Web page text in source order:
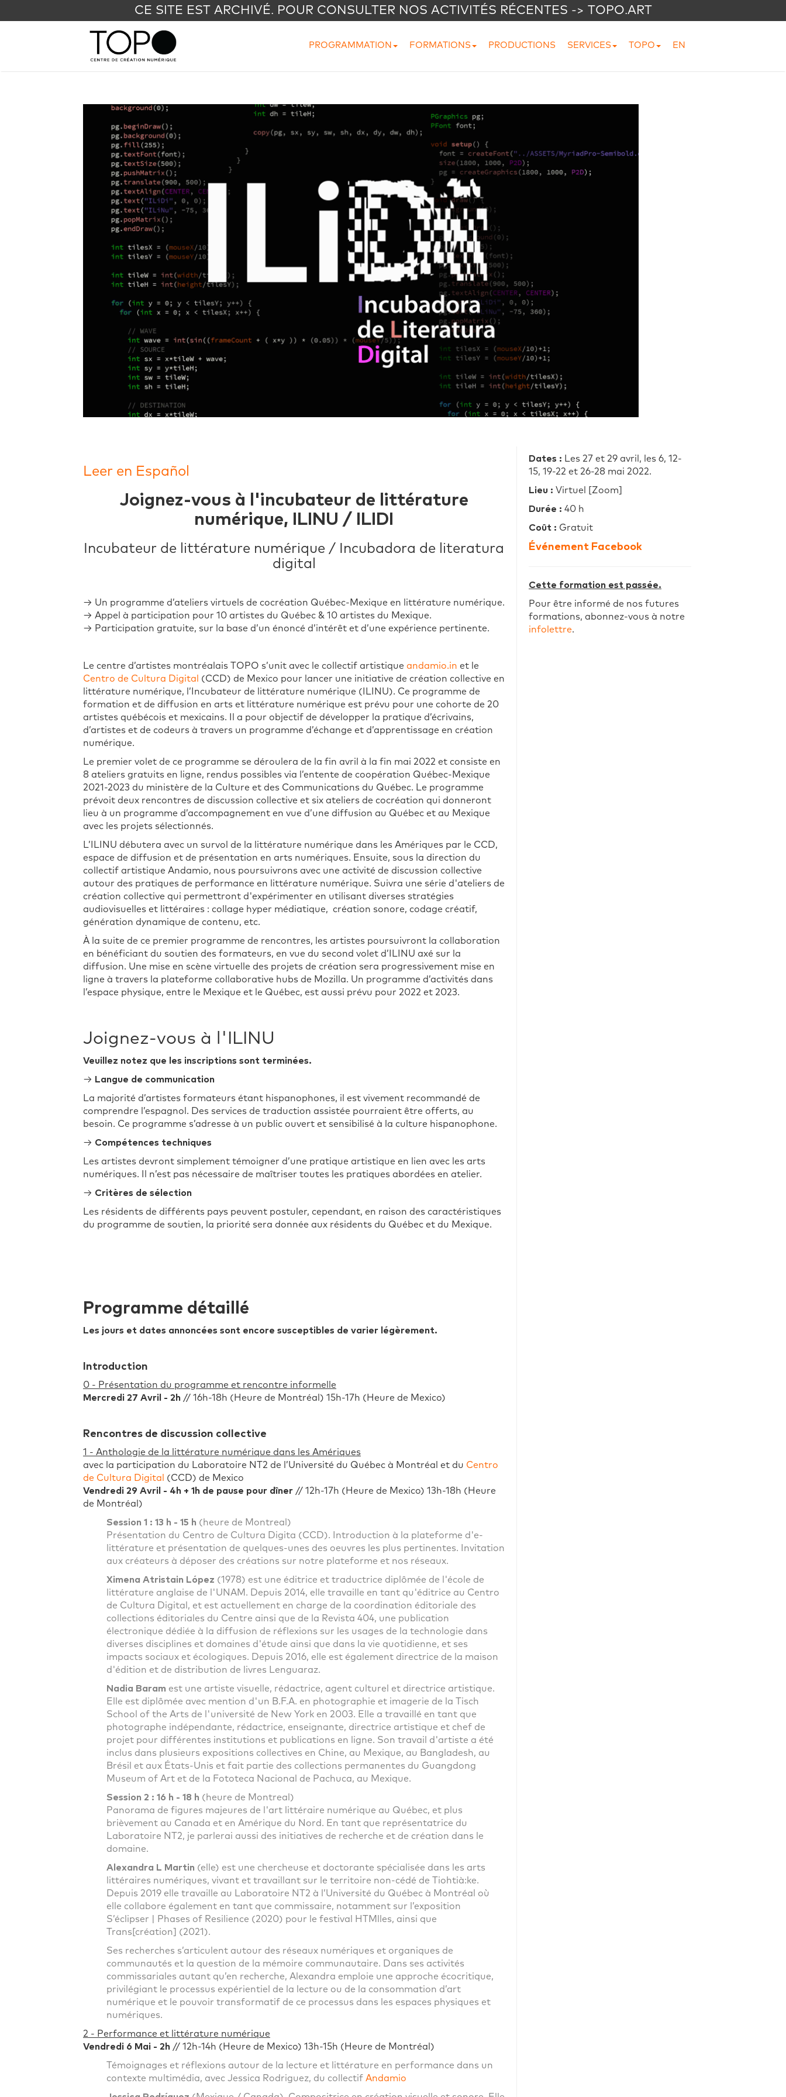
CE SITE EST ARCHIVÉ. POUR CONSULTER NOS ACTIVITÉS RÉCENTES -> TOPO.ART
PROGRAMMATION FORMATIONS PRODUCTIONS SERVICES TOPO EN
Leer en Español
Joignez-vous à l'incubateur de littérature
numérique, ILINU / ILIDI
Incubateur de littérature numérique / Incubadora de literatura
digital
→ Un programme d’ateliers virtuels de cocréation Québec-Mexique en littérature numérique.
→ Appel à participation pour 10 artistes du Québec & 10 artistes du Mexique.
→ Participation gratuite, sur la base d’un énoncé d’intérêt et d’une expérience pertinente.
Le centre d’artistes montréalais TOPO s’unit avec le collectif artistique andamio.in et le
Centro de Cultura Digital
(CCD) de Mexico pour lancer une initiative de création collective en
littérature numérique, l’Incubateur de littérature numérique (ILINU). Ce programme de
formation et de diffusion en arts et littérature numérique est prévu pour une cohorte de 20
artistes québécois et mexicains. Il a pour objectif de développer la pratique d’écrivains,
d’artistes et de codeurs à travers un programme d’échange et d’apprentissage en création
numérique.
Le premier volet de ce programme se déroulera de la fin avril à la fin mai 2022 et consiste en
8 ateliers gratuits en ligne, rendus possibles via l’entente de coopération Québec-Mexique
2021-2023 du ministère de la Culture et des Communications du Québec. Le programme
prévoit deux rencontres de discussion collective et six ateliers de cocréation qui donneront
lieu à un programme d’accompagnement en vue d’une diffusion au Québec et au Mexique
avec les projets sélectionnés.
L’ILINU débutera avec un survol de la littérature numérique dans les Amériques par le CCD,
espace de diffusion et de présentation en arts numériques. Ensuite, sous la direction du
collectif artistique Andamio, nous poursuivrons avec une activité de discussion collective
autour des pratiques de performance en littérature numérique. Suivra une série d'ateliers de
création collective qui permettront d'expérimenter en utilisant diverses stratégies
audiovisuelles et littéraires : collage hyper médiatique, création sonore, codage créatif,
génération dynamique de contenu, etc.
À la suite de ce premier programme de rencontres, les artistes poursuivront la collaboration
en bénéficiant du soutien des formateurs, en vue du second volet d’ILINU axé sur la
diffusion. Une mise en scène virtuelle des projets de création sera progressivement mise en
ligne à travers la plateforme collaborative hubs de Mozilla. Un programme d’activités dans
l’espace physique, entre le Mexique et le Québec, est aussi prévu pour 2022 et 2023.
Joignez-vous à l'ILINU
Veuillez notez que les inscriptions sont terminées.
→ Langue de communication
La majorité d’artistes formateurs étant hispanophones, il est vivement recommandé de
comprendre l’espagnol. Des services de traduction assistée pourraient être offerts, au
besoin. Ce programme s’adresse à un public ouvert et sensibilisé à la culture hispanophone.
→ Compétences techniques
Les artistes devront simplement témoigner d’une pratique artistique en lien avec les arts
numériques. Il n’est pas nécessaire de maîtriser toutes les pratiques abordées en atelier.
→ Critères de sélection
Les résidents de différents pays peuvent postuler, cependant, en raison des caractéristiques
du programme de soutien, la priorité sera donnée aux résidents du Québec et du Mexique.
Programme détaillé
Les jours et dates annoncées sont encore susceptibles de varier légèrement.
Introduction
0 - Présentation du programme et rencontre informelle
Mercredi 27 Avril - 2h // 16h-18h (Heure de Montréal) 15h-17h (Heure de Mexico)
Rencontres de discussion collective
1 - Anthologie de la littérature numérique dans les Amériques
avec la participation du Laboratoire NT2 de l’Université du Québec à Montréal et du Centro
de Cultura Digital
(CCD) de Mexico
Vendredi 29 Avril - 4h + 1h de pause pour dîner // 12h-17h (Heure de Mexico) 13h-18h (Heure
de Montréal)
Session 1 : 13 h - 15 h (heure de Montreal)
Présentation du Centro de Cultura Digita (CCD). Introduction à la plateforme d'e-
littérature et présentation de quelques-unes des oeuvres les plus pertinentes. Invitation
aux créateurs à déposer des créations sur notre plateforme et nos réseaux.
Ximena Atristain López (1978) est une éditrice et traductrice diplômée de l'école de
littérature anglaise de l'UNAM. Depuis 2014, elle travaille en tant qu'éditrice au Centro
de Cultura Digital, et est actuellement en charge de la coordination éditoriale des
collections éditoriales du Centre ainsi que de la Revista 404, une publication
électronique dédiée à la diffusion de réflexions sur les usages de la technologie dans
diverses disciplines et domaines d'étude ainsi que dans la vie quotidienne, et ses
impacts sociaux et écologiques. Depuis 2016, elle est également directrice de la maison
d'édition et de distribution de livres Lenguaraz.
Nadia Baram est une artiste visuelle, rédactrice, agent culturel et directrice artistique.
Elle est diplômée avec mention d'un B.F.A. en photographie et imagerie de la Tisch
School of the Arts de l'université de New York en 2003. Elle a travaillé en tant que
photographe indépendante, rédactrice, enseignante, directrice artistique et chef de
projet pour différentes institutions et publications en ligne. Son travail d'artiste a été
inclus dans plusieurs expositions collectives en Chine, au Mexique, au Bangladesh, au
Brésil et aux États-Unis et fait partie des collections permanentes du Guangdong
Museum of Art et de la Fototeca Nacional de Pachuca, au Mexique.
Session 2 : 16 h - 18 h (heure de Montreal)
Panorama de figures majeures de l'art littéraire numérique au Québec, et plus
brièvement au Canada et en Amérique du Nord. En tant que représentatrice du
Laboratoire NT2, je parlerai aussi des initiatives de recherche et de création dans le
domaine.
Alexandra L Martin (elle) est une chercheuse et doctorante spécialisée dans les arts
littéraires numériques, vivant et travaillant sur le territoire non-cédé de Tiohtià:ke.
Depuis 2019 elle travaille au Laboratoire NT2 à l’Université du Québec à Montréal où
elle collabore également en tant que commissaire, notamment sur l’exposition
S’éclipser | Phases of Resilience (2020) pour le festival HTMlles, ainsi que
Trans[création] (2021).
Ses recherches s’articulent autour des réseaux numériques et organiques de
communautés et la question de la mémoire communautaire. Dans ses activités
commissariales autant qu’en recherche, Alexandra emploie une approche écocritique,
privilégiant le processus expérientiel de la lecture ou de la consommation d’art
numérique et le pouvoir transformatif de ce processus dans les espaces physiques et
numériques.
2 - Performance et littérature numérique
Vendredi 6 Mai - 2h // 12h-14h (Heure de Mexico) 13h-15h (Heure de Montréal)
Témoignages et réflexions autour de la lecture et littérature en performance dans un
contexte multimédia, avec Jessica Rodriguez, du collectif Andamio
Dates : Les 27 et 29 avril, les 6, 12-
15, 19-22 et 26-28 mai 2022.
Lieu : Virtuel [Zoom]
Durée : 40 h
Coût : Gratuit
Événement Facebook
Cette formation est passée.
Pour être informé de nos futures
formations, abonnez-vous à notre
infolettre.